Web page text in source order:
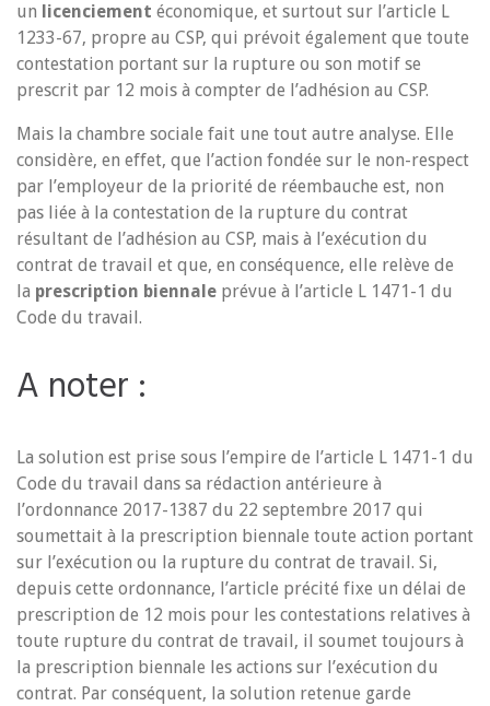
un licenciement économique, et surtout sur l’article L
1233-67, propre au CSP, qui prévoit également que toute
contestation portant sur la rupture ou son motif se
prescrit par 12 mois à compter de l’adhésion au CSP.
Mais la chambre sociale fait une tout autre analyse. Elle
considère, en effet, que l’action fondée sur le non-respect
par l’employeur de la priorité de réembauche est, non
pas liée à la contestation de la rupture du contrat
résultant de l’adhésion au CSP, mais à l’exécution du
contrat de travail et que, en conséquence, elle relève de
la prescription biennale prévue à l’article L 1471-1 du
Code du travail.
A noter :
La solution est prise sous l’empire de l’article L 1471-1 du
Code du travail dans sa rédaction antérieure à
l’ordonnance 2017-1387 du 22 septembre 2017 qui
soumettait à la prescription biennale toute action portant
sur l’exécution ou la rupture du contrat de travail. Si,
depuis cette ordonnance, l’article précité fixe un délai de
prescription de 12 mois pour les contestations relatives à
toute rupture du contrat de travail, il soumet toujours à
la prescription biennale les actions sur l’exécution du
contrat. Par conséquent, la solution retenue garde